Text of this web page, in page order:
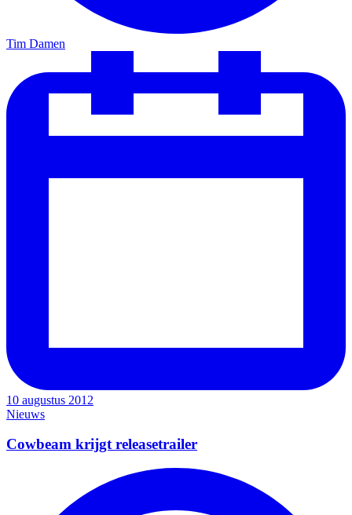
Tim Damen
10 augustus 2012
Nieuws
Cowbeam krijgt releasetrailer